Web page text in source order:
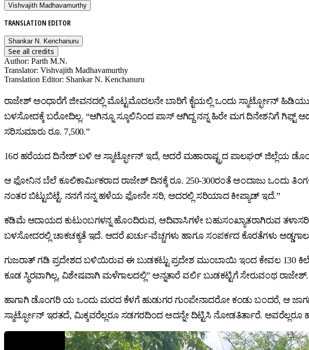
Vishvajith Madhavamurthy
TRANSLATION EDITOR
Shankar N. Kenchanuru
See all credits
Author: Parth M.N.
Translator: Vishvajith Madhavamurthy
Translation Editor: Shankar N. Kenchanuru
ರಾಜೇಶ್ ಅಂಧಾರೆಗೆ ಜೀವನದಲ್ಲಿ ಮೊಟ್ಟಮೊದಲನೇ ಬಾರಿಗೆ ಕೈಯಲ್ಲಿ ಒಂದು ಸ್ಮಾರ್ಟ್ಫೋನ್
ಬಳಸೋದಕ್ಕೆ ಬರೋದಿಲ್ಲ. “ಆಗಿನ್ನೂ ಸ್ಕೂಲಿನಿಂದ ಪಾಸ್ ಆಗಿದ್ದ ನನ್ನ ಹಿರೇ ಮಗ ದಿನೇಶನಿಗೆ ಗಿಫ್ಟ್
ಸರಿಸುಮಾರು ರೂ. 7,500.”
16ರ ಹರೆಯದ ದಿನೇಶ್ ಬಳಿ ಆ ಸ್ಮಾರ್ಟ್ಫೋನ್ ಇದೆ, ಆದರೆ ಮಹಾರಾಷ್ಟ್ರದ ಪಾಲಘರ್ ಜಿಲ್ಲೆಯ
ಆ ಫೋನಿನ ಬೆಲೆ ಕೂಲಿಕಾರ್ಮಿಕರಾದ ರಾಜೇಶ್ ದಿನಕ್ಕೆ ರೂ. 250-300ರಂತೆ ಅಂದಾಜು ಒಂದು
ನಂತರ ಬಿಟ್ಟುಬಿಟ್ಟೆ. ನನಗೆ ನನ್ನ ಹಳೆಯ ಫೋನೇ ಸರಿ, ಅದರಲ್ಲಿ ಸರಿಯಾದ ಕೀಪ್ಯಾಡ್ ಇದೆ.”
ಕಡಿಮೆ ಆದಾಯದ ಕುಟುಂಬಗಳನ್ನ ಹೊಂದಿರುವ, ಆದಿವಾಸಿಗಳೇ ಬಹುಸಂಖ್ಯಾತರಾಗಿರುವ
ಬಳಸೋದರಲ್ಲಿ ಚಾಕಚಕ್ಯತೆ ಇದೆ. ಆದರೆ ಖರ್ಚು-ವೆಚ್ಚಗಳು ಹಾಗೂ ಸಂಪರ್ಕದ ಕೊರತೆಗಳು ಅಡ್ಡಗಾಲು
ಗುಜರಾತ್ ಗಡಿ ಪ್ರದೇಶದ ಬಳಿಯಿರುವ ಈ ಬುಡಕಟ್ಟು ಪ್ರದೇಶ ಮುಂಬಾಯಿ ಇಂದ ಕೇವಲ
ಕೂಡ ಸ್ಥಿರವಾಗಿಲ್ಲ, ವಿಶೇಷವಾಗಿ ಮಳೆಗಾಲದಲ್ಲಿ” ಅನ್ನತಾರೆ ವರ್ಲಿ ಬುಡಕಟ್ಟಿಗೆ ಸೇರುವಂಥ ರಾಜೇಶ್.
ಹಾಗಾಗಿ ಡೊಂಗರಿ ಯ ಒಂದು ಮರದ ಕೆಳಗೆ ಹುಡುಗರ ಗುಂಪೇನಾದರೋ ಕಂಡು ಬಂದರೆ, ಆ
ಸ್ಮಾರ್ಟ್ಫೋನ್ ಇರತದೆ, ಮಿಕ್ಕವರೆಲ್ಲರೂ ಸಡಗರದಿಂದ ಅದನ್ನೇ ದಿಟ್ಟಿಸಿ ನೋಡತಿರ್ತಾರೆ. ಅವರೆಲ್ಲರೂ